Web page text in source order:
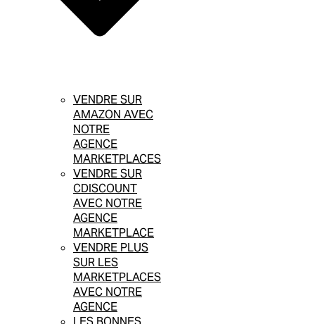
VENDRE SUR
AMAZON AVEC
NOTRE
AGENCE
MARKETPLACES
VENDRE SUR
CDISCOUNT
AVEC NOTRE
AGENCE
MARKETPLACE
VENDRE PLUS
SUR LES
MARKETPLACES
AVEC NOTRE
AGENCE